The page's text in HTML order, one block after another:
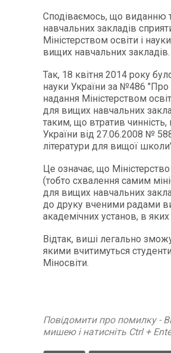
Сподіваємось, що виданню
навчальних закладів
Міністерством освіти і
вищих навчальних закладів.
Так, 18 квітня 2014 року
науки України за №486 "Про
надання Міністерством
для вищих навчальних
таким, що втратив чинність,
України від 27.06.2008 №
літератури для вищої
Це означає, що
(тобто схвалення самим
для вищих навчальних
до друку вченими радами
академічних установ, в
Відтак, виші легально
якими вчитимуться
Міносвіти.
Повідомити про помилку -
мишею і натисніть Ctrl +